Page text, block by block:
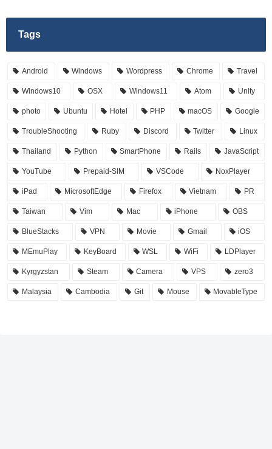
Tags
Android Windows Wordpress Chrome Travel
Windows10 OSX Windows11 Atom Unity
photo Ubuntu Hotel PHP macOS Google
TroubleShooting Ruby Discord Twitter Linux
Thailand Python SmartPhone Rails JavaScript
YouTube Prepaid-SIM VSCode NoxPlayer
iPad MicrosoftEdge Firefox Vietnam PR
Taiwan Vim Mac iPhone OBS
BlueStacks VPN Movie Gmail iOS
MEmuPlay KeyBoard WSL WiFi LDPlayer
Kyrgyzstan Steam Camera VPS zero3
Malaysia Cambodia Git Mouse MovableType